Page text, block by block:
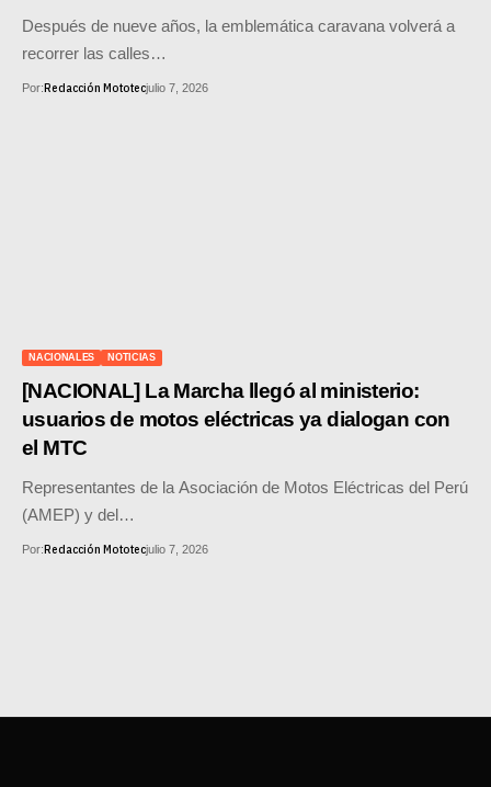
NOTICIAS
MOTOS HERO PERÚ
MOTOS ZONTES PERÚ
MOTOS HAOJUE PERÚ
MOTOS BENELLI PERÚ
MOTOS ZONGSHEN PERÚ
Después de nueve años, la emblemática caravana volverá a
recorrer las calles…
Por:Redacción Mototecjulio 7, 2026
NACIONALES NOTICIAS
[NACIONAL] La Marcha llegó al ministerio:
usuarios de motos eléctricas ya dialogan con
el MTC
Representantes de la Asociación de Motos Eléctricas del Perú
(AMEP) y del…
Por:Redacción Mototecjulio 7, 2026